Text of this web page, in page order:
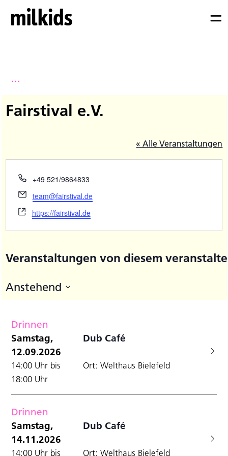
...
Fairstival e.V.
« Alle Veranstaltungen
Telefon
+49 521/9864833
Email
team@fairstival.de
Webseite
https://fairstival.de
Veranstaltungen von diesem
Anstehend
Drinnen
Samstag,
12.09.2026
Dub Café
14:00 Uhr bis
18:00 Uhr
Ort: Welthaus Bielefeld
Drinnen
Samstag,
14.11.2026
Dub Café
14:00 Uhr bis
Ort: Welthaus Bielefeld